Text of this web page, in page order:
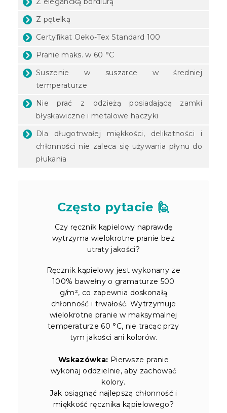
Z pętelką
Certyfikat Oeko-Tex Standard 100
Pranie maks. w 60 °C
Suszenie w suszarce w średniej
temperaturze
Nie prać z odzieżą posiadającą zamki
błyskawiczne i metalowe haczyki
Dla długotrwałej miękkości, delikatności i
chłonności nie zaleca się używania płynu do
płukania
Często pytacie 🙋
Czy ręcznik kąpielowy naprawdę
wytrzyma wielokrotne pranie bez
utraty jakości?
Ręcznik kąpielowy jest wykonany ze
100% bawełny o gramaturze 500
g/m², co zapewnia doskonałą
chłonność i trwałość. Wytrzymuje
wielokrotne pranie w maksymalnej
temperaturze 60 °C, nie tracąc przy
tym jakości ani kolorów.
Wskazówka: Pierwsze pranie
wykonaj oddzielnie, aby zachować
kolory.
Jak osiągnąć najlepszą chłonność i
miękkość ręcznika kąpielowego?